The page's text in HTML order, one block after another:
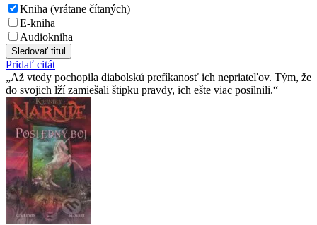
Kniha (vrátane čítaných)
E-kniha
Audiokniha
Sledovať titul
Pridať citát
Až vtedy pochopila diabolskú prefíkanosť ich nepriateľov. Tým, že
do svojich lží zamiešali štipku pravdy, ich ešte viac posilnili.